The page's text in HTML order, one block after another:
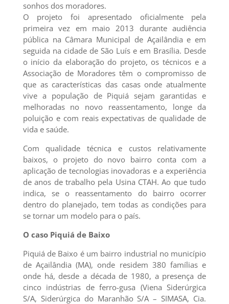
sonhos dos moradores.
O projeto foi apresentado oficialmente pela
primeira vez em maio 2013 durante audiência
pública na Câmara Municipal de Açailândia e em
seguida na cidade de São Luís e em Brasília. Desde
o início da elaboração do projeto, os técnicos e a
Associação de Moradores têm o compromisso de
que as características das casas onde atualmente
vive a população de Piquiá sejam garantidas e
melhoradas no novo reassentamento, longe da
poluição e com reais expectativas de qualidade de
vida e saúde.
Com qualidade técnica e custos relativamente
baixos, o projeto do novo bairro conta com a
aplicação de tecnologias inovadoras e a experiência
de anos de trabalho pela Usina CTAH. Ao que tudo
indica, se o reassentamento do bairro ocorrer
dentro do planejado, tem todas as condições para
se tornar um modelo para o país.
O caso Piquiá de Baixo
Piquiá de Baixo é um bairro industrial no município
de Açailândia (MA), onde residem 380 famílias e
onde há, desde a década de 1980, a presença de
cinco indústrias de ferro-gusa (Viena Siderúrgica
S/A, Siderúrgica do Maranhão S/A – SIMASA, Cia.